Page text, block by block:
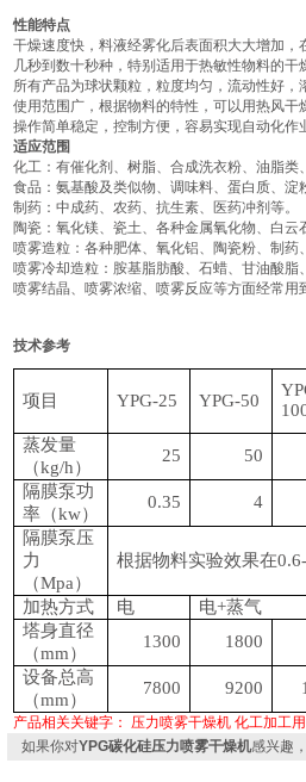
性能特点
干燥速度快，料液经雾化后表面积大大增加
几秒到数十秒种，特别适用于热敏性物料的干
所有产品为球状颗粒，粒度均匀，流动性好
使用范围广，根据物料的特性，可以用热风
操作简单稳定，控制方便，容易实现自动化作
适应范围
化工：有催化剂、树脂、合成洗衣粉、油脂
食品：氨基酸及类似物、调味料、蛋白质、
制药：中成药、农药、抗生素、医药冲剂等。
陶瓷：氧化镁、瓷土、各种金属氧化物、白云
喷雾造粒：各种肥体、氧化铝、陶瓷粉、制
喷雾冷却造粒：胺基脂肪酸、石蜡、甘油酸脂
喷雾结晶、喷雾浓缩、喷雾反应等方面经常用
技术参考
项目 YPG-25 YPG-50
蒸发量
（kg/h）
25
50
隔膜泵功
率（kw）
0.35
4
隔膜泵压
力
（Mpa）
根据物料实验效果在
加热方式 电 电+蒸气
塔身直径
（mm）
1300
1800
设备总高
（mm）
7800 9200
产品相关关键字： 压力喷雾干燥机 化工加工
如果你对YPG碳化硅压力喷雾干燥机感兴趣